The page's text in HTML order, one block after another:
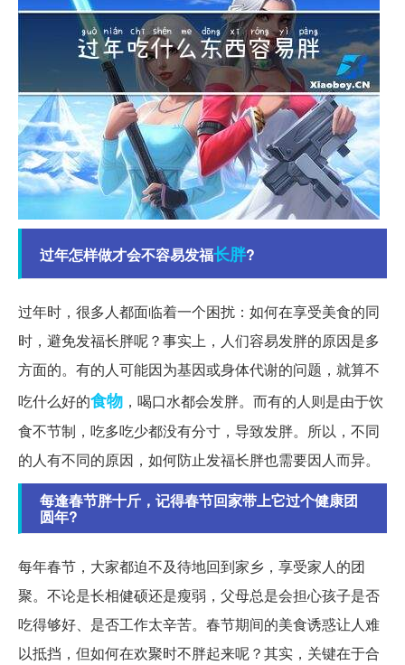
过年怎样做才会不容易发福长胖?
过年时，很多人都面临着一个困扰：如何在享受美食的同
时，避免发福长胖呢？事实上，人们容易发胖的原因是多
方面的。有的人可能因为基因或身体代谢的问题，就算不
吃什么好的食物 ，喝口水都会发胖。而有的人则是由于饮
食不节制，吃多吃少都没有分寸，导致发胖。所以，不同
的人有不同的原因，如何防止发福长胖也需要因人而异。
每逢春节胖十斤，记得春节回家带上它过个健康团
圆年?
每年春节，大家都迫不及待地回到家乡，享受家人的团
聚。不论是长相健硕还是瘦弱，父母总是会担心孩子是否
吃得够好、是否工作太辛苦。春节期间的美食诱惑让人难
以抵挡，但如何在欢聚时不胖起来呢？其实，关键在于合